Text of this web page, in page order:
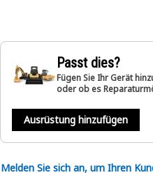
Passt dies?
Fügen Sie Ihr Gerät
oder ob es
Ausrüstung hinzufügen
Melden Sie sich an, um Ihren